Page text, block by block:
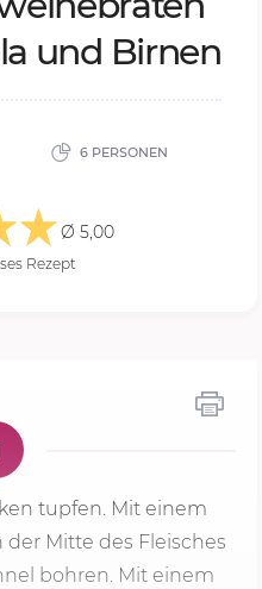
und Bir­nen
6 PERSONEN
Ø 5,00
Rezept
tupfen. Mit einem
der Mitte des Fleisches
bohren. Mit einem